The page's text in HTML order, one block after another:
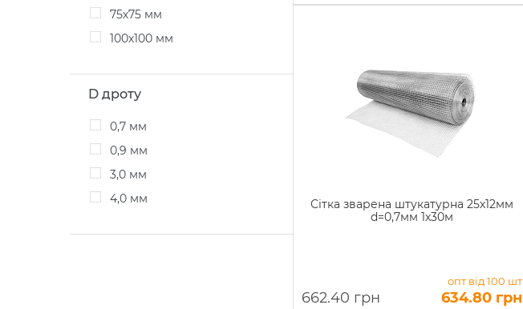
75х75 мм
100х100 мм
D дроту
0,7 мм
0,9 мм
3,0 мм
4,0 мм
Сітка зварена штукатурна 25х12мм
d=0,7мм 1х30м
662.40 грн
опт від 100 шт
634.80 грн